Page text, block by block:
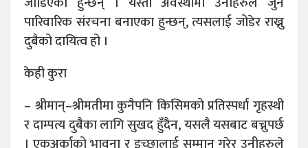
पारिवारिक संरचना बनाएका हुन्छन्, त्यसलाई जोडेर राख्नु
दुबैको दायित्व हो ।
केही कुरा
– श्रीमान्–श्रीमतीमा कुनैपनि किसिमको प्रतिस्पर्धा गृहस्थी
र दाम्पत्य दुबैका लागि सुखद हुँदैन, यसलै यसबाट बच्नुपर्छ